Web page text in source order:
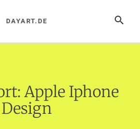
SUCHE
DAYART.DE
Apple Iphone
Design